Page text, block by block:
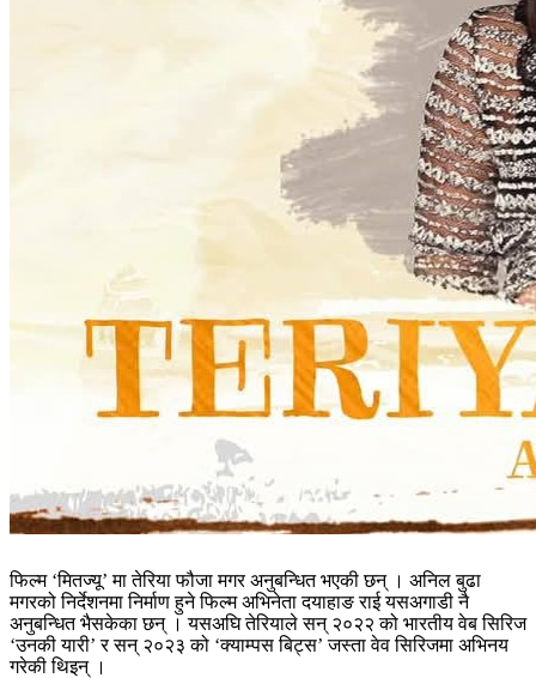
फिल्म ‘मितज्यू’ मा तेरिया फौजा मगर अनुबन्धित भएकी छन् । अनिल बुढा
मगरको निर्देशनमा निर्माण हुने फिल्म अभिनेता दयाहाङ राई यसअगाडी नै
अनुबन्धित भैसकेका छन् । यसअघि तेरियाले सन् २०२२ को भारतीय वेब सिरिज
‘उनकी यारी’ र सन् २०२३ को ‘क्याम्पस बिट्स’ जस्ता वेव सिरिजमा अभिनय
गरेकी थिइन् ।